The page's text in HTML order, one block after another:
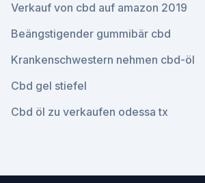
Verkauf von cbd auf amazon 2019
Beängstigender gummibär cbd
Krankenschwestern nehmen cbd-öl
Cbd gel stiefel
Cbd öl zu verkaufen odessa tx